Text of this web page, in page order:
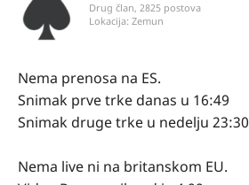
Drug član, 2825 postova
Lokacija: Zemun
Nema prenosa na ES.
Snimak prve trke danas u 16:49
Snimak druge trke u nedelju 23:30
Nema live ni na britanskom EU.